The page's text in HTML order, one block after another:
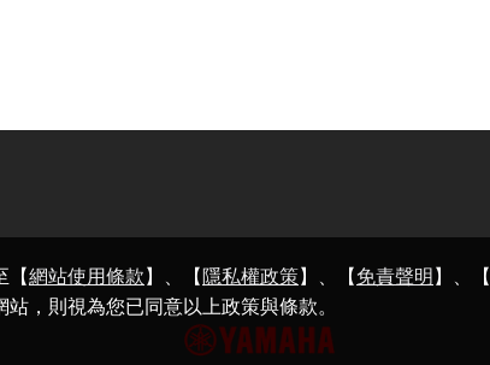
【網站使用條款】、【隱私權政策】、【免責聲明】、【
，則視為您已同意以上政策與條款。